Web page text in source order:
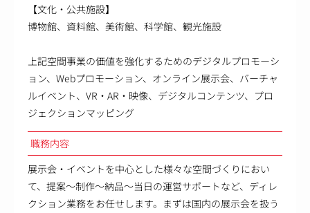
【文化・公共施設】
博物館、資料館、美術館、科学館、観光施設
上記空間事業の価値を強化するためのデジタルプロモーシ
ョン、Webプロモーション、オンライン展示会、バーチャ
ルイベント、VR・AR・映像、デジタルコンテンツ、プロ
ジェクションマッピング
職務内容
展示会・イベントを中心とした様々な空間づくりにおい
て、提案～制作～納品～当日の運営サポートなど、ディレ
クション業務をお任せします。まずは国内の展示会を扱う